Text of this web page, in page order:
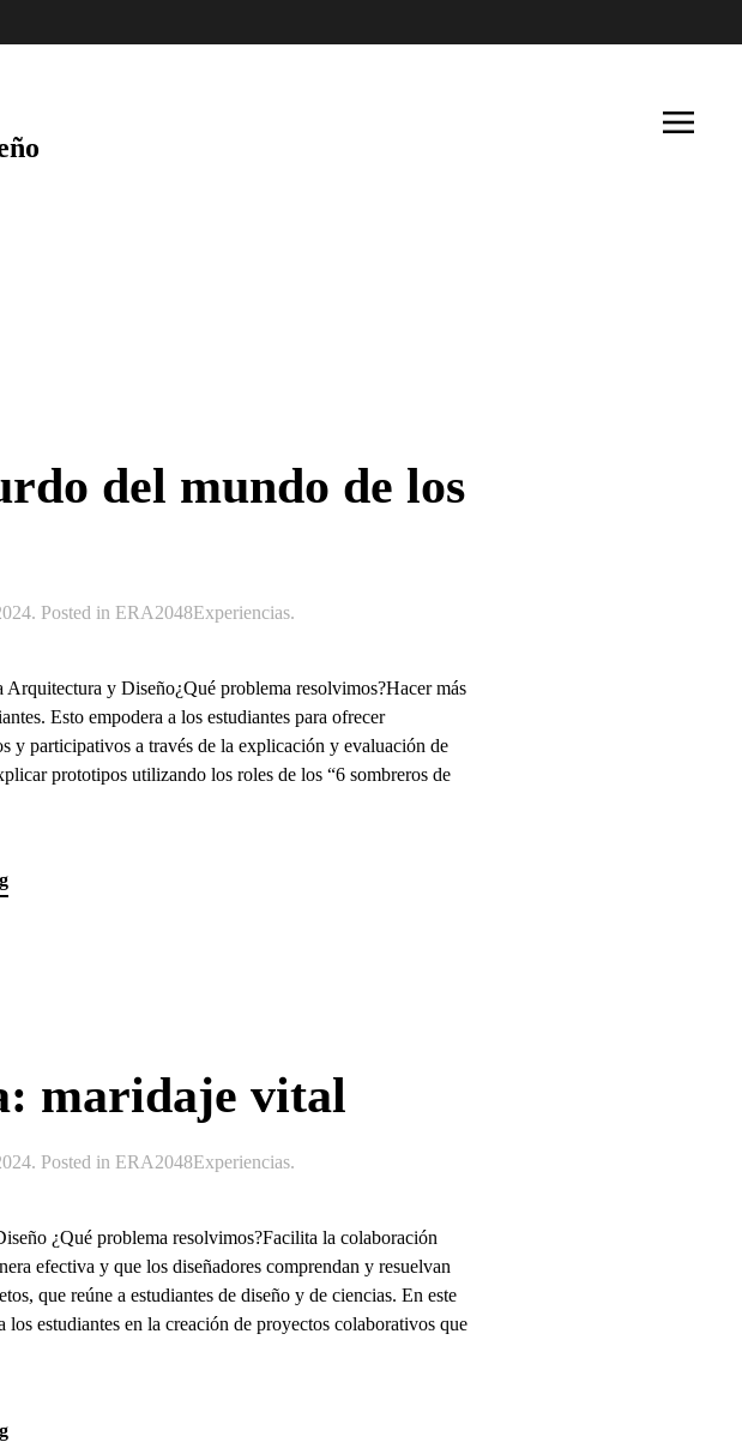
del mundo de los
. Posted in ERA2048Experiencias.
y Diseño¿Qué problema resolvimos?Hacer más
Esto empodera a los estudiantes para ofrecer
y participativos a través de la explicación y evaluación de
prototipos utilizando los roles de los “6 sombreros de
maridaje vital
. Posted in ERA2048Experiencias.
¿Qué problema resolvimos?Facilita la colaboración
efectiva y que los diseñadores comprendan y resuelvan
que reúne a estudiantes de diseño y de ciencias. En este
estudiantes en la creación de proyectos colaborativos que